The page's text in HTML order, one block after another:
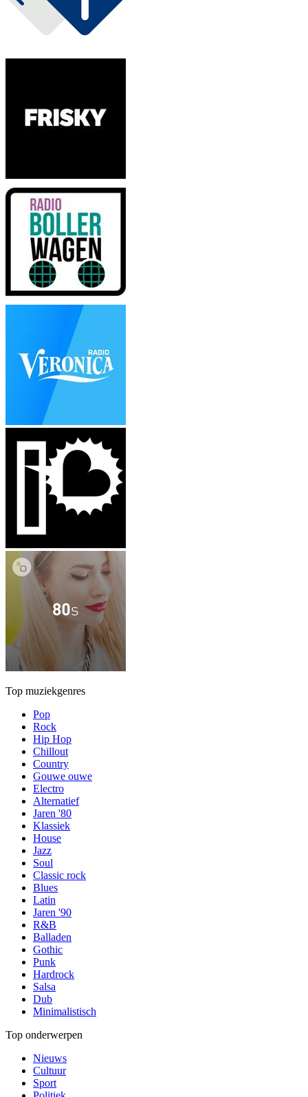
Top muziekgenres
Pop
Rock
Hip Hop
Chillout
Country
Gouwe ouwe
Electro
Alternatief
Jaren '80
Klassiek
House
Jazz
Soul
Classic rock
Blues
Latin
Jaren '90
R&B
Balladen
Gothic
Punk
Hardrock
Salsa
Dub
Minimalistisch
Top onderwerpen
Nieuws
Cultuur
Sport